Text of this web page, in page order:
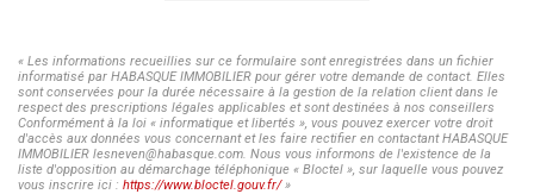
« Les informations recueillies sur ce formulaire sont enregistrées dans un fichier
informatisé par HABASQUE IMMOBILIER pour gérer votre demande de contact. Elles
sont conservées pour la durée nécessaire à la gestion de la relation client dans le
respect des prescriptions légales applicables et sont destinées à nos conseillers
Conformément à la loi « informatique et libertés », vous pouvez exercer votre droit
d'accès aux données vous concernant et les faire rectifier en contactant HABASQUE
IMMOBILIER lesneven@habasque.com. Nous vous informons de l'existence de la
liste d'opposition au démarchage téléphonique « Bloctel », sur laquelle vous pouvez
vous inscrire ici : https://www.bloctel.gouv.fr/»